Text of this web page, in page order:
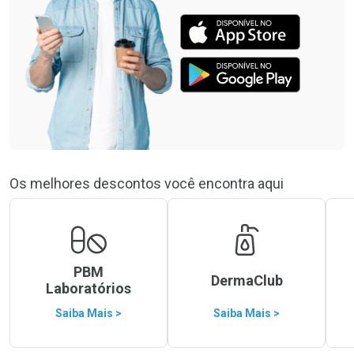
Os melhores descontos você encontra aqui
PBM
Laboratórios
Saiba Mais >
DermaClub
Saiba Mais >